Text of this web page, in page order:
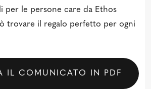
per le persone care da Ethos
trovare il regalo perfetto per ogni
IL COMUNICATO IN PDF